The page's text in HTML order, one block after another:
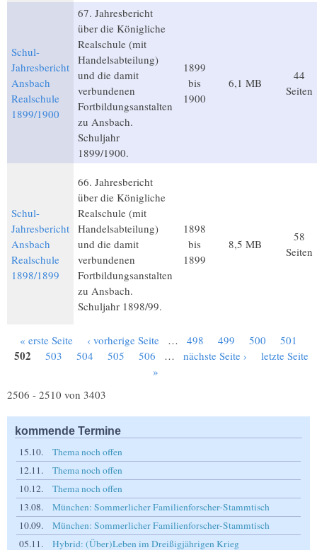
Schul-
Jahresbericht
Ansbach
Realschule
1899/1900
67. Jahresbericht
über die Königliche
Realschule (mit
Handelsabteilung)
und die damit
verbundenen
Fortbildungsanstalten
zu Ansbach.
Schuljahr
1899/1900.
1899
bis
1900
6,1 MB
44
Seiten
Schul-
Jahresbericht
Ansbach
Realschule
1898/1899
66. Jahresbericht
über die Königliche
Realschule (mit
Handelsabteilung)
und die damit
verbundenen
Fortbildungsanstalten
zu Ansbach.
Schuljahr 1898/99.
1898
bis
1899
8,5 MB
58
Seiten
Seiten
« erste Seite ‹ vorherige Seite … 498 499 500 501
502 503 504 505 506 … nächste Seite ›
letzte Seite
»
2506 - 2510 von 3403
kommende Termine
15.10.
Thema noch offen
12.11.
Thema noch offen
10.12.
Thema noch offen
13.08.
München: Sommerlicher Familienforscher-Stammtisch
10.09.
München: Sommerlicher Familienforscher-Stammtisch
05.11.
Hybrid: (Über)Leben im Dreißigjährigen Krieg